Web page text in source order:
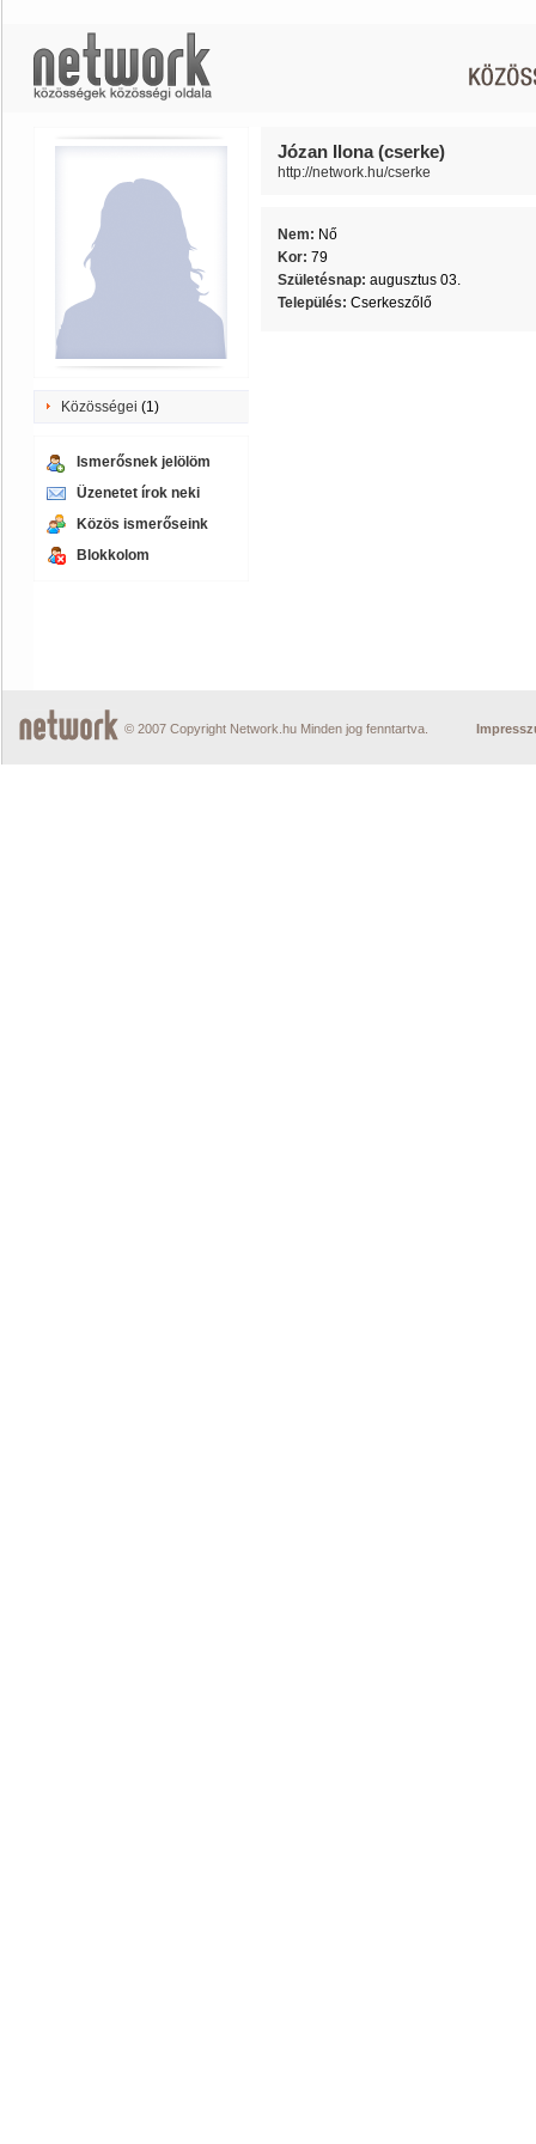
Közösségei (1)
Ismerősnek jelölöm
Üzenetet írok neki
Közös ismerőseink
Blokkolom
Józan Ilona (cserke)
http://network.hu/cserke
Nem: Nő
Kor: 79
Születésnap: augusztus 03.
Település: Cserkeszőlő
© 2007 Copyright Network.hu Minden jog fenntartva.